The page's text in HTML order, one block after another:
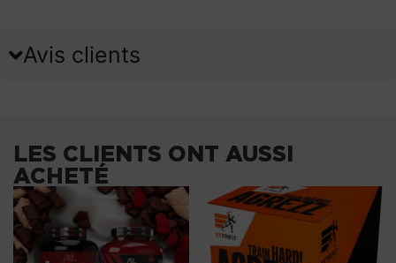
Avis clients
LES CLIENTS ONT AUSSI
ACHETÉ